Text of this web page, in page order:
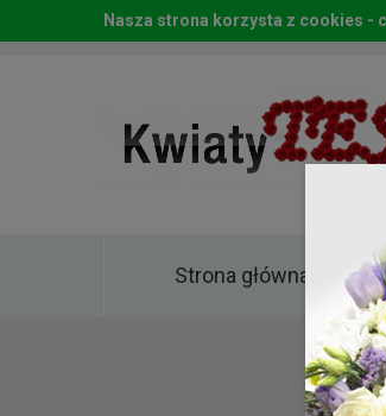
Strona główna
Nasza strona korzysta z cookies -